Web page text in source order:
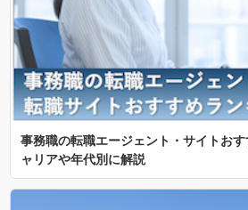
事務職の転職エージェント・サイトお
ャリアや年代別に解説